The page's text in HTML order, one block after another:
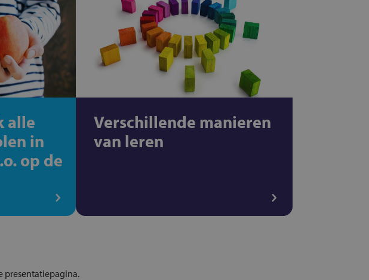
alle
in
op de
Verschillende manieren
van leren
presentatiepagina.